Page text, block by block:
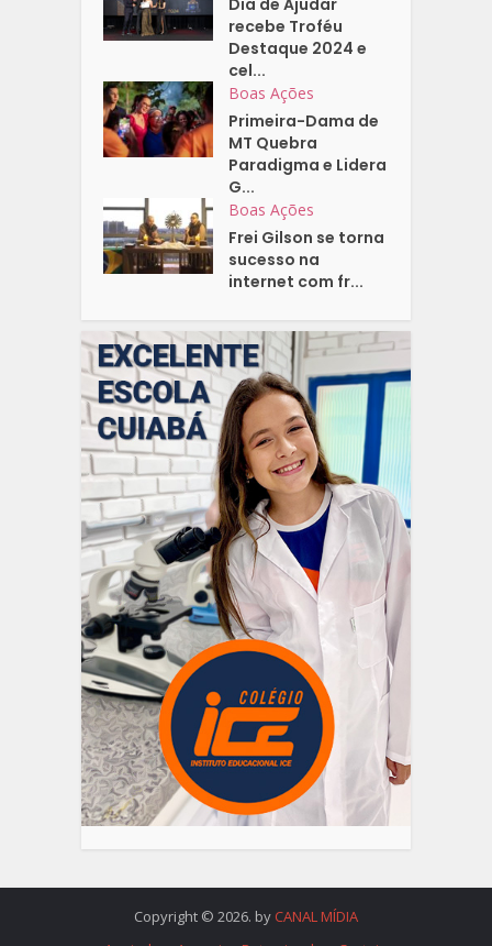
recebe Troféu
Destaque 2024 e
cel...
Boas Ações
Primeira-Dama de
MT Quebra
Paradigma e Lidera
G...
Boas Ações
Frei Gilson se torna
sucesso na
internet com fr...
Copyright © 2026. by CANAL MÍDIA